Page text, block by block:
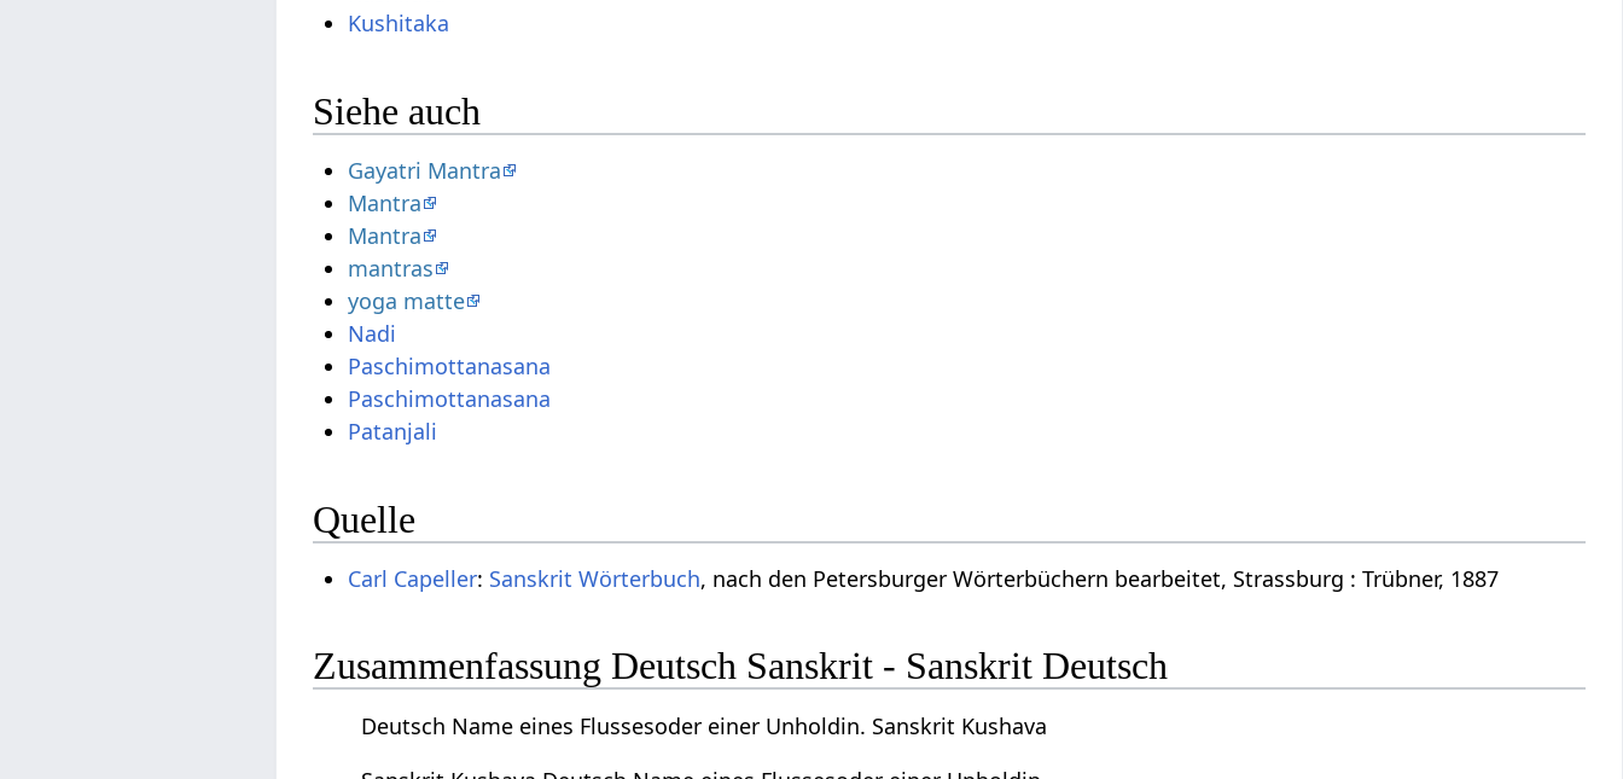
Kushitaka
Siehe auch
Gayatri Mantra
Mantra
Mantra
mantras
yoga matte
Nadi
Paschimottanasana
Paschimottanasana
Patanjali
Quelle
Carl Capeller: Sanskrit Wörterbuch, nach den Petersburger Wörterbüchern bearbeitet, Strassburg : Trübner, 1887
Zusammenfassung Deutsch Sanskrit - Sanskrit Deutsch
Deutsch Name eines Flussesoder einer Unholdin. Sanskrit Kushava